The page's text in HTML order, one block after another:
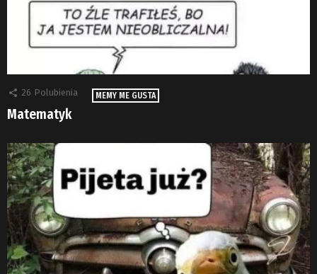
26 Polubienia MEMY ME GUSTA
Matematyk